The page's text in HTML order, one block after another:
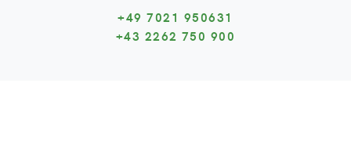
+49 7021 950631
+43 2262 750 900